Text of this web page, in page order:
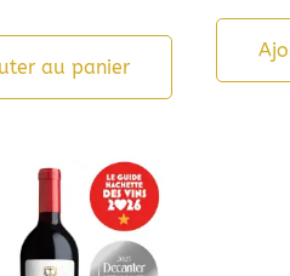
au panier